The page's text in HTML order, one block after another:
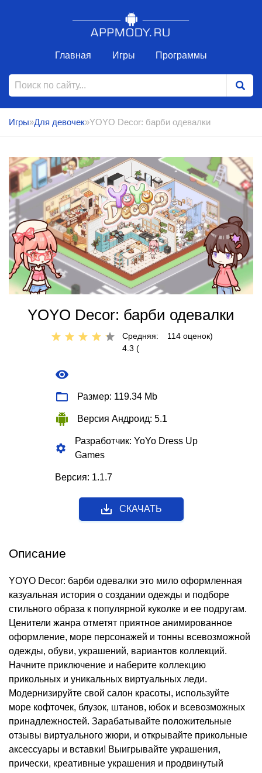
Главная Игры Программы
Игры»Для девочек»YOYO Decor: барби одевалки
YOYO Decor: барби одевалки
Средняя:
4.3 (
114 оценок)
Размер: 119.34 Mb
Версия Андроид: 5.1
Разработчик: YoYo Dress Up
Games
Версия: 1.1.7
СКАЧАТЬ
Описание
YOYO Decor: барби одевалки это мило оформленная
казуальная история о создании одежды и подборе
стильного образа к популярной куколке и ее подругам.
Ценители жанра отметят приятное анимированное
оформление, море персонажей и тонны всевозможной
одежды, обуви, украшений, вариантов коллекций.
Начните приключение и наберите коллекцию
прикольных и уникальных виртуальных леди.
Модернизируйте свой салон красоты, используйте
море кофточек, блузок, штанов, юбок и всевозможных
принадлежностей. Зарабатывайте положительные
отзывы виртуального жюри, и открывайте прикольные
аксессуары и вставки! Выигрывайте украшения,
прически, креативные украшения и продвинутый